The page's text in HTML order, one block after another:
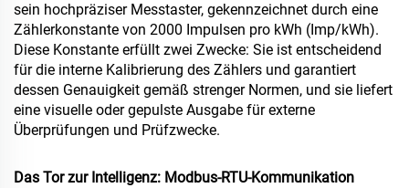
sein hochpräziser Messtaster, gekennzeichnet durch eine
Zählerkonstante von 2000 Impulsen pro kWh (Imp/kWh).
Diese Konstante erfüllt zwei Zwecke: Sie ist entscheidend
für die interne Kalibrierung des Zählers und garantiert
dessen Genauigkeit gemäß strenger Normen, und sie liefert
eine visuelle oder gepulste Ausgabe für externe
Überprüfungen und Prüfzwecke.
Das Tor zur Intelligenz: Modbus-RTU-Kommunikation